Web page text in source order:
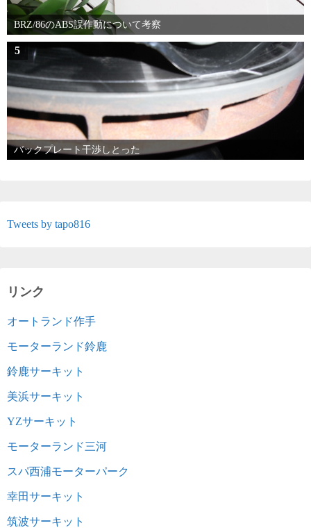
BRZ/86のABS誤作動について考察
5
バックプレート干渉しとった
Tweets by tapo816
リンク
オートランド作手
モーターランド鈴鹿
鈴鹿サーキット
美浜サーキット
YZサーキット
モーターランド三河
スパ西浦モーターパーク
幸田サーキット
筑波サーキット